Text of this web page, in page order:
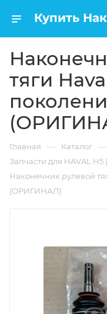
тяги
Главная — Каталог —
Запчасти для HAVAL
Наконечник рулевой
(ОРИГИНАЛ)